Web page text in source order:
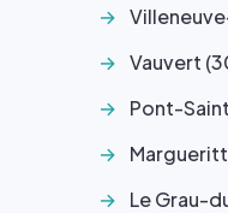
Vauvert
Pont-
Le Grau-